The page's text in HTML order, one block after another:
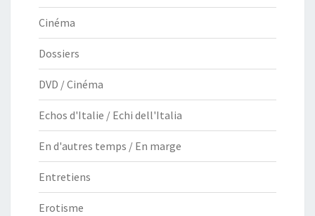
Cinéma
Dossiers
DVD / Cinéma
Echos d'Italie / Echi dell'Italia
En d'autres temps / En marge
Entretiens
Erotisme